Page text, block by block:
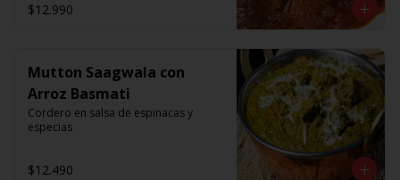
$12.990
Mutton Saagwala con
Arroz Basmati
Cordero en salsa de espinacas y
especias
$12.490